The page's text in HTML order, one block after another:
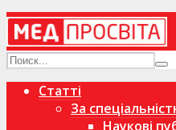
Статті
За
Наукові